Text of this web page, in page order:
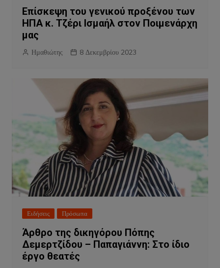
Επίσκεψη του γενικού προξένου των
ΗΠΑ κ. Τζέρι Ισμαήλ στον Ποιμενάρχη
μας
Ημαθιώτης 8 Δεκεμβρίου 2023
Ειδήσεις Πρόσωπα
Άρθρο της δικηγόρου Πόπης
Δεμερτζίδου – Παπαγιάννη: Στο ίδιο
έργο θεατές